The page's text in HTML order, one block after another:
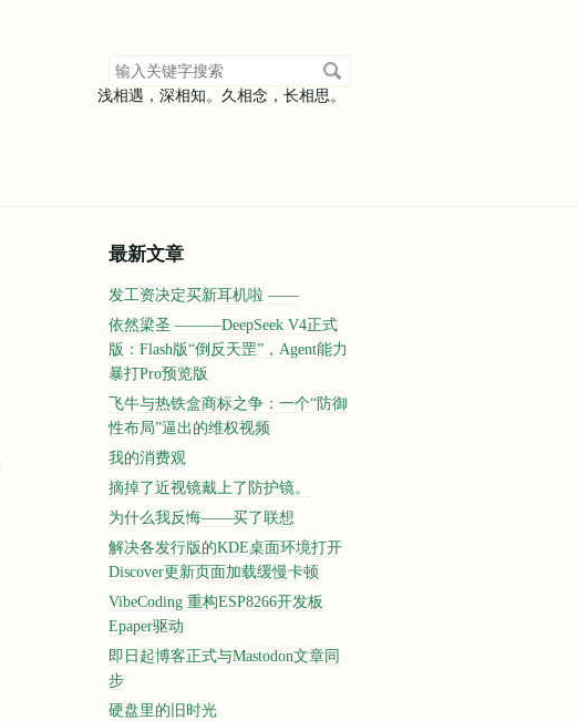
搜
索
关
浅相遇，深相知。久相念，长相思。
最新文章
发工资决定买新耳机啦 ——
依然梁圣 ———DeepSeek V4正式
版：Flash版“倒反天罡”，Agent能力
暴打Pro预览版
飞牛与热铁盒商标之争：一个“防御
性布局”逼出的维权视频
我的消费观
摘掉了近视镜戴上了防护镜。
为什么我反悔——买了联想
解决各发行版的KDE桌面环境打开
Discover更新页面加载缓慢卡顿
VibeCoding 重构ESP8266开发板
Epaper驱动
即日起博客正式与Mastodon文章同
步
硬盘里的旧时光